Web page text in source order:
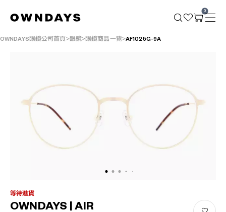
0
OWNDAYS眼鏡公司首頁 眼鏡 眼鏡商品一覽 AF1025G-9A
等待進貨
OWNDAYS | AIR